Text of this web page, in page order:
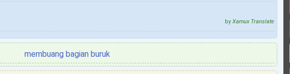
by Xamux Translate
membuang bagian buruk